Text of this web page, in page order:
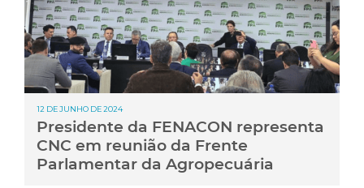
12 DE JUNHO DE 2024
Presidente da FENACON representa
CNC em reunião da Frente
Parlamentar da Agropecuária